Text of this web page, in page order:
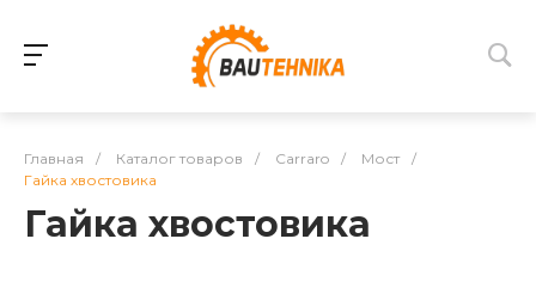
Главная / Каталог товаров / Carraro / Мост
/
Гайка хвостовика
Гайка хвостовика